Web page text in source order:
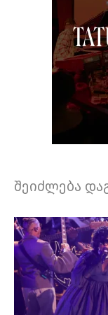
შეიძლება